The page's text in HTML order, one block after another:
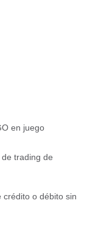
en juego
trading de
o débito sin